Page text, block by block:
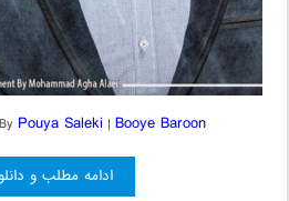
Pouya Saleki | Booye Baroon
ادامه مطلب و